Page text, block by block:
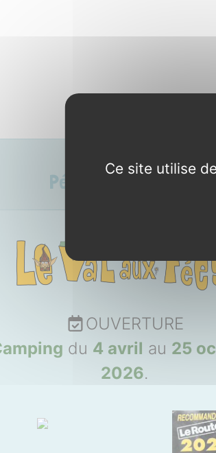
Période d’ouverture
OUVERTURE
du 4 avril au 25
2026.
Ce site utilise